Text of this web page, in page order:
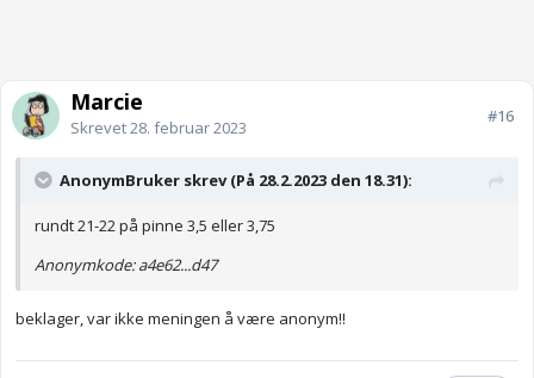
Marcie
Skrevet28. februar 2023
#16
AnonymBruker skrev (På 28.2.2023 den 18.31):
rundt 21-22 på pinne 3,5 eller 3,75
Anonymkode: a4e62...d47
beklager, var ikke meningen å være anonym!!